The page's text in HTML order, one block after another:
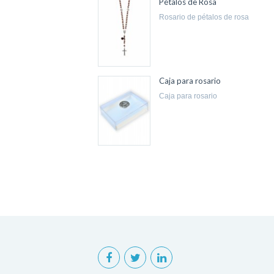
rosario de pétalos de rosa
Caja para rosario
caja para rosario